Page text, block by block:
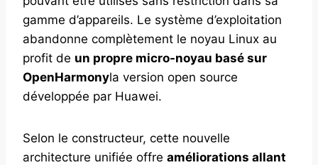
gamme d’appareils. Le système d’exploitation
abandonne complètement le noyau Linux au
profit de un propre micro-noyau basé sur
OpenHarmonyla version open source
développée par Huawei.
Selon le constructeur, cette nouvelle
architecture unifiée offre améliorations allant